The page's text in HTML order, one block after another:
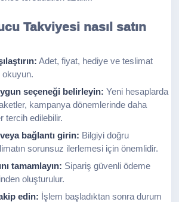
Takviyesi nasıl satın
Adet, fiyat, hediye ve teslimat
okuyun.
seçeneği belirleyin: Yeni hesaplarda
kampanya dönemlerinde daha
tercih edilebilir.
veya bağlantı girin: Bilgiyi doğru
sorunsuz ilerlemesi için önemlidir.
tamamlayın: Sipariş güvenli ödeme
oluşturulur.
edin: İşlem başladıktan sonra durum